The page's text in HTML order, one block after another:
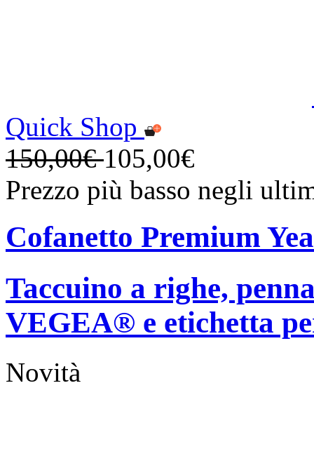
Quick Shop
150,00€105,00€
Prezzo più basso negli
Cofanetto Premium
Taccuino a righe,
VEGEA® e etichetta
Novità